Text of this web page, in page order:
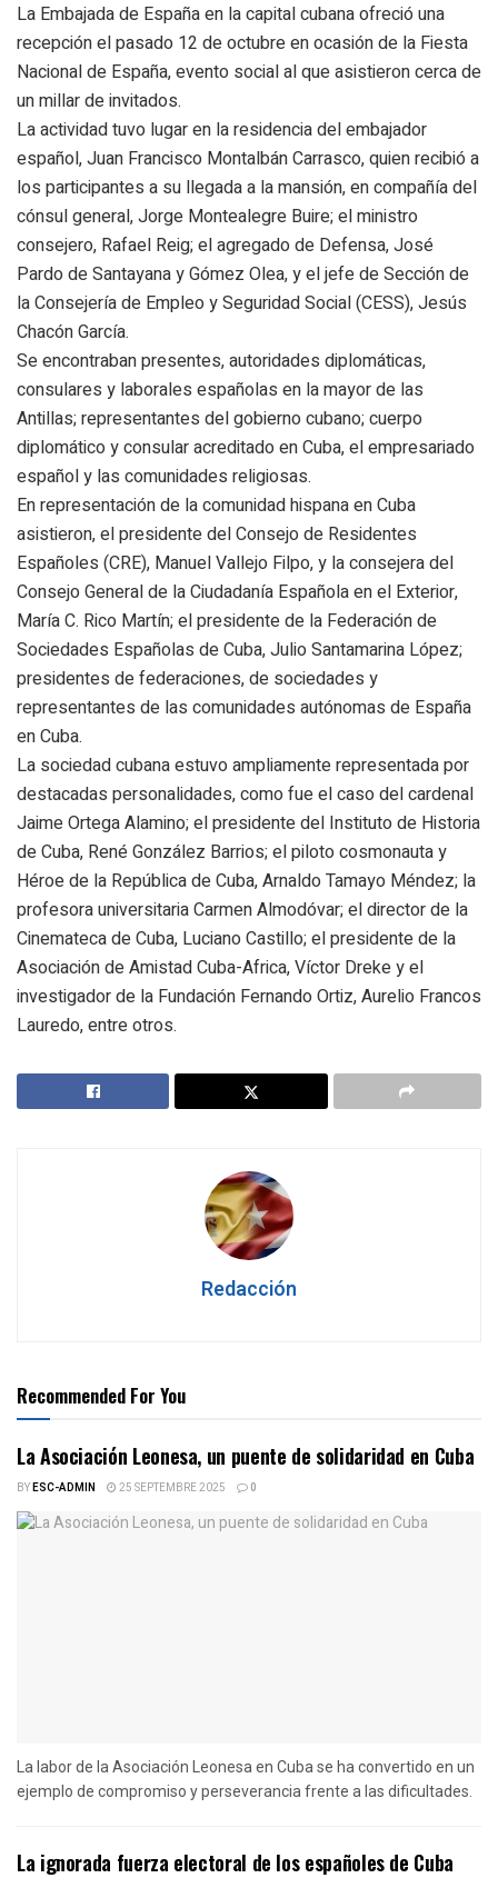
La Embajada de España en la capital cubana ofreció una
recepción el pasado 12 de octubre en ocasión de la Fiesta
Nacional de España, evento social al que asistieron cerca de
un millar de invitados.
La actividad tuvo lugar en la residencia del embajador
español, Juan Francisco Montalbán Carrasco, quien recibió a
los participantes a su llegada a la mansión, en compañía del
cónsul general, Jorge Montealegre Buire; el ministro
consejero, Rafael Reig; el agregado de Defensa, José
Pardo de Santayana y Gómez Olea, y el jefe de Sección de
la Consejería de Empleo y Seguridad Social (CESS), Jesús
Chacón García.
Se encontraban presentes, autoridades diplomáticas,
consulares y laborales españolas en la mayor de las
Antillas; representantes del gobierno cubano; cuerpo
diplomático y consular acreditado en Cuba, el empresariado
español y las comunidades religiosas.
En representación de la comunidad hispana en Cuba
asistieron, el presidente del Consejo de Residentes
Españoles (CRE), Manuel Vallejo Filpo, y la consejera del
Consejo General de la Ciudadanía Española en el Exterior,
María C. Rico Martín; el presidente de la Federación de
Sociedades Españolas de Cuba, Julio Santamarina López;
presidentes de federaciones, de sociedades y
representantes de las comunidades autónomas de España
en Cuba.
La sociedad cubana estuvo ampliamente representada por
destacadas personalidades, como fue el caso del cardenal
Jaime Ortega Alamino; el presidente del Instituto de Historia
de Cuba, René González Barrios; el piloto cosmonauta y
Héroe de la República de Cuba, Arnaldo Tamayo Méndez; la
profesora universitaria Carmen Almodóvar; el director de la
Cinemateca de Cuba, Luciano Castillo; el presidente de la
Asociación de Amistad Cuba-Africa, Víctor Dreke y el
investigador de la Fundación Fernando Ortiz, Aurelio Francos
Lauredo, entre otros.
Redacción
Recommended For You
La Asociación Leonesa, un puente de solidaridad en Cuba
BYESC-ADMIN 25 SEPTEMBRE 2025 0
La labor de la Asociación Leonesa en Cuba se ha convertido en un
ejemplo de compromiso y perseverancia frente a las dificultades.
La ignorada fuerza electoral de los españoles de Cuba